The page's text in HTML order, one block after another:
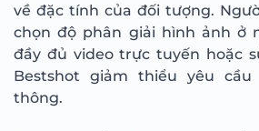
về đặc tính của đối tượng.
chọn độ phân giải hình ảnh ở
đầy đủ video trực tuyến hoặc
Bestshot giảm thiểu yêu
thông.